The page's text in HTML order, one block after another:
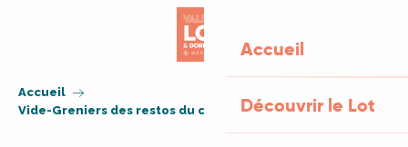
Accueil
Découvrir le Lot
Accueil
Vide-Greniers des restos du coeur au Drauzou, Ceint d'Eau